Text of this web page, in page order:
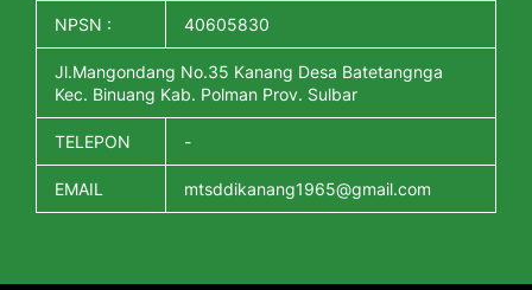
NPSN : 40605830
Jl.Mangondang No.35 Kanang Desa Batetangnga
Kec. Binuang Kab. Polman Prov. Sulbar
TELEPON -
EMAIL mtsddikanang1965@gmail.com